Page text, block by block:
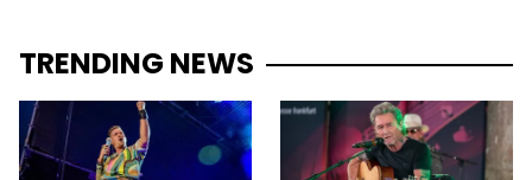
TRENDING NEWS